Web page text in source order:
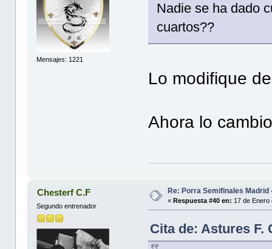
Mensajes: 1221
Nadie se ha dado
cuartos??
Lo modifique
Ahora lo
Chesterf C.F
Segundo entrenador
Re: Porra Semifinales Madrid
«Respuesta #40 en: 17 de Enero
Cita de: Astures F.